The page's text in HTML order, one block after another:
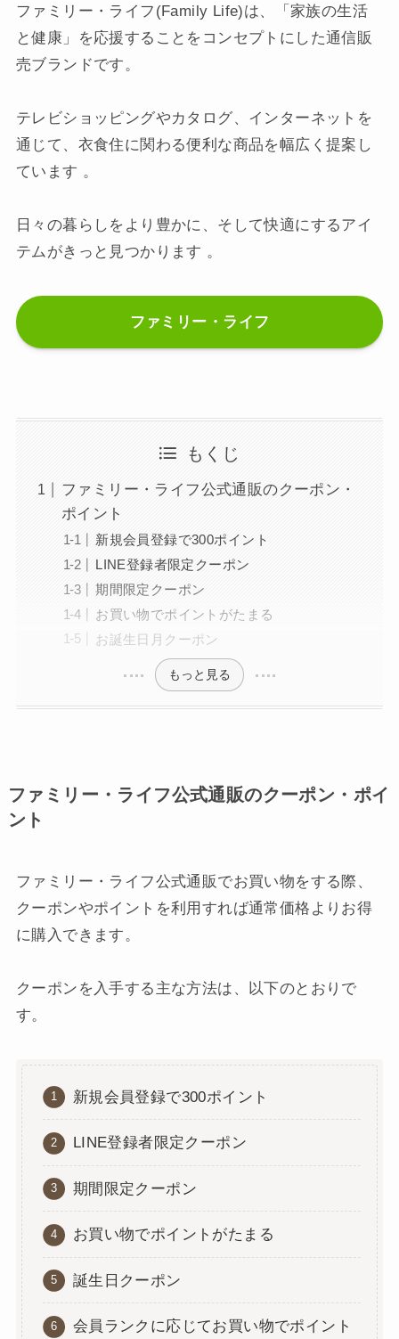
ファミリー・ライフ(Family Life)は、「家族の生活
と健康」を応援することをコンセプトにした通信販
売ブランドです。
テレビショッピングやカタログ、インターネットを
通じて、衣食住に関わる便利な商品を幅広く提案し
ています 。​
日々の暮らしをより豊かに、そして快適にするアイ
テムがきっと見つかります 。
ファミリー・ライフ
もくじ
ファミリー・ライフ公式通販のクーポン・
ポイント
新規会員登録で300ポイント
LINE登録者限定クーポン
期間限定クーポン
お買い物でポイントがたまる
お誕生日月クーポン
もっと見る
ファミリー・ライフ公式通販のクーポン・ポイ
ント
ファミリー・ライフ公式通販でお買い物をする際、
クーポンやポイントを利用すれば通常価格よりお得
に購入できます。
クーポンを入手する主な方法は、以下のとおりで
す。
新規会員登録で300ポイント
LINE登録者限定クーポン
期間限定クーポン
お買い物でポイントがたまる
誕生日クーポン
会員ランクに応じてお買い物でポイント